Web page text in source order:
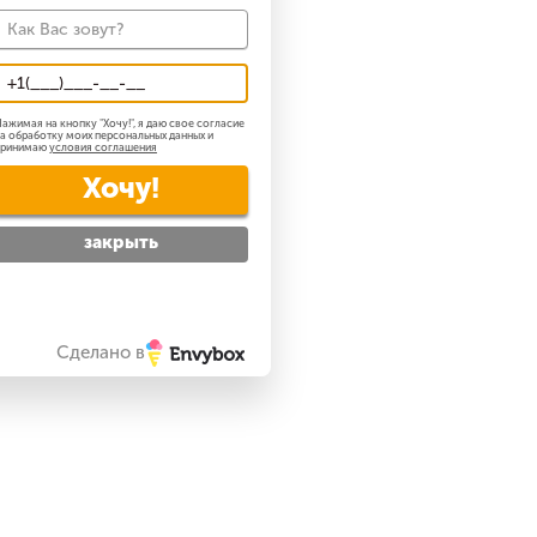
на кнопку "Хочу!", я даю свое согласие
обработку моих персональных данных и
условия соглашения
Хочу!
закрыть
Сделано в